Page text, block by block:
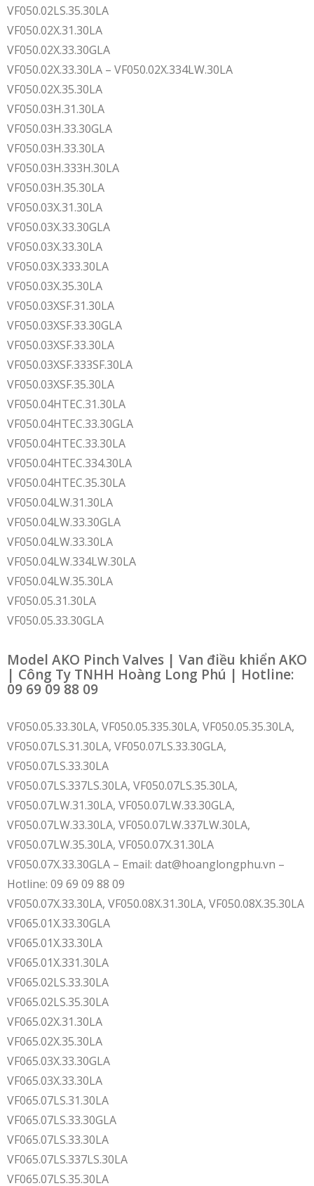
VF050.02LS.35.30LA
VF050.02X.31.30LA
VF050.02X.33.30GLA
VF050.02X.33.30LA – VF050.02X.334LW.30LA
VF050.02X.35.30LA
VF050.03H.31.30LA
VF050.03H.33.30GLA
VF050.03H.33.30LA
VF050.03H.333H.30LA
VF050.03H.35.30LA
VF050.03X.31.30LA
VF050.03X.33.30GLA
VF050.03X.33.30LA
VF050.03X.333.30LA
VF050.03X.35.30LA
VF050.03XSF.31.30LA
VF050.03XSF.33.30GLA
VF050.03XSF.33.30LA
VF050.03XSF.333SF.30LA
VF050.03XSF.35.30LA
VF050.04HTEC.31.30LA
VF050.04HTEC.33.30GLA
VF050.04HTEC.33.30LA
VF050.04HTEC.334.30LA
VF050.04HTEC.35.30LA
VF050.04LW.31.30LA
VF050.04LW.33.30GLA
VF050.04LW.33.30LA
VF050.04LW.334LW.30LA
VF050.04LW.35.30LA
VF050.05.31.30LA
VF050.05.33.30GLA
Model AKO Pinch Valves | Van điều khiển AKO
| Công Ty TNHH Hoàng Long Phú | Hotline:
09 69 09 88 09
VF050.05.33.30LA, VF050.05.335.30LA, VF050.05.35.30LA,
VF050.07LS.31.30LA, VF050.07LS.33.30GLA,
VF050.07LS.33.30LA
VF050.07LS.337LS.30LA, VF050.07LS.35.30LA,
VF050.07LW.31.30LA, VF050.07LW.33.30GLA,
VF050.07LW.33.30LA, VF050.07LW.337LW.30LA,
VF050.07LW.35.30LA, VF050.07X.31.30LA
VF050.07X.33.30GLA – Email: dat@hoanglongphu.vn –
Hotline: 09 69 09 88 09
VF050.07X.33.30LA, VF050.08X.31.30LA, VF050.08X.35.30LA
VF065.01X.33.30GLA
VF065.01X.33.30LA
VF065.01X.331.30LA
VF065.02LS.33.30LA
VF065.02LS.35.30LA
VF065.02X.31.30LA
VF065.02X.35.30LA
VF065.03X.33.30GLA
VF065.03X.33.30LA
VF065.07LS.31.30LA
VF065.07LS.33.30GLA
VF065.07LS.33.30LA
VF065.07LS.337LS.30LA
VF065.07LS.35.30LA